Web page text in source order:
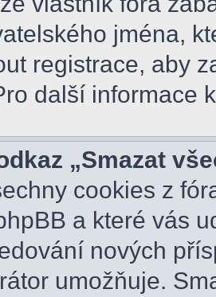
jména,
registrace, aby
další informace
„Smazat
cookies z
a které vás
nových
umožňuje.